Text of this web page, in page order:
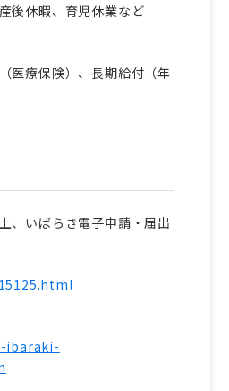
後休暇、育児休業など
医療保険）、長期給付（年
、いばらき電子申請・届出
ibaraki-